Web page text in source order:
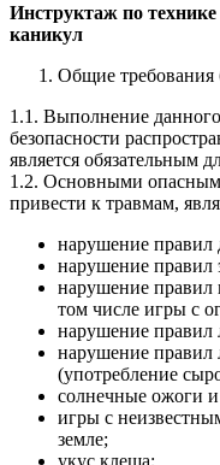
Инструктаж по
каникул
Общие требования
1.1. Выполнение
безопасности
является обязательным
1.2. Основными
привести к травмам,
нарушение правил
нарушение правил
нарушение правил
том числе игры с
нарушение правил
нарушение правил
(употребление
солнечные ожоги
игры с
земле;
укус клеща;